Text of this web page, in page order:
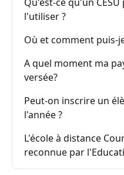
l'utiliser ?
Où et comment puis-
A quel moment ma
versée?
Peut-on inscrire un
l'année ?
L'école à distance
reconnue par